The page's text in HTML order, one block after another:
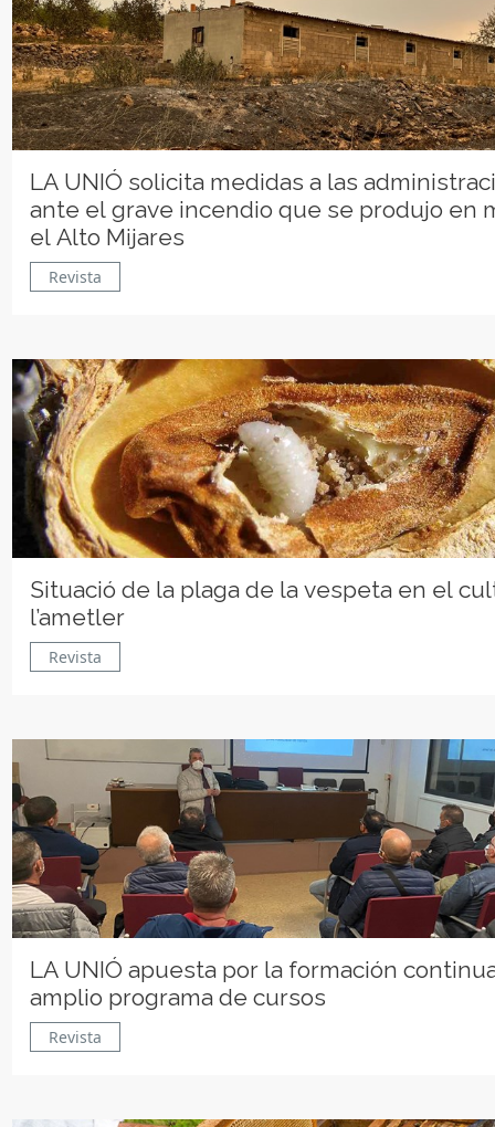
LA UNIÓ solicita medidas a las
ante el grave incendio que se produjo en
el Alto Mijares
Revista
Situació de la plaga de la vespeta en el
l’ametler
Revista
LA UNIÓ apuesta por la formación
amplio programa de cursos
Revista